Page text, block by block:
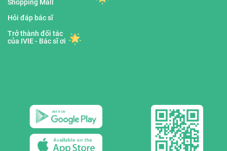
Shopping Mall
Hỏi đáp bác sĩ
Trở thành đối tác
của IVIE - Bác sĩ ơi